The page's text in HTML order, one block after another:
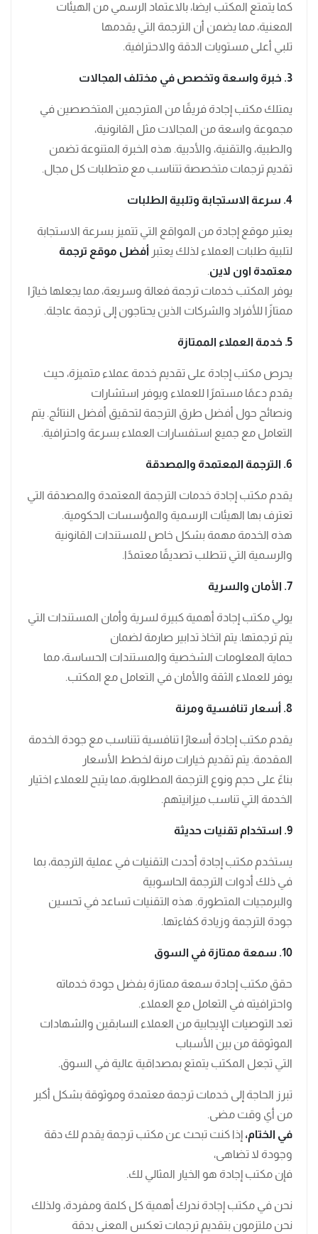
كما يتمتع المكتب ايضا، بالاعتماد الرسمي من الهيئات
المعنية، مما يضمن أن الترجمة التي يقدمها
تلبي أعلى مستويات الدقة والاحترافية.
3. خبرة واسعة وتخصص في مختلف المجالات
يمتلك مكتب إجادة فريقًا من المترجمين المتخصصين في
مجموعة واسعة من المجالات مثل القانونية،
والطبية، والتقنية، والأدبية. هذه الخبرة المتنوعة تضمن
تقديم ترجمات متخصصة تتناسب مع متطلبات كل مجال.
4. سرعة الاستجابة وتلبية الطلبات
يعتبر موقع إجادة من المواقع التي تتميز بسرعة الاستجابة
لتلبية طلبات العملاء لذلك يعتبر أفضل موقع ترجمة
معتمدة اون لاين.
يوفر المكتب خدمات ترجمة فعالة وسريعة، مما يجعلها خيارًا
ممتازًا للأفراد والشركات الذين يحتاجون إلى ترجمة عاجلة.
5. خدمة العملاء الممتازة
يحرص مكتب إجادة على تقديم خدمة عملاء متميزة، حيث
يقدم دعمًا مستمرًا للعملاء ويوفر استشارات
ونصائح حول أفضل طرق الترجمة لتحقيق أفضل النتائج. يتم
التعامل مع جميع استفسارات العملاء بسرعة واحترافية.
6. الترجمة المعتمدة والمصدقة
يقدم مكتب إجادة خدمات الترجمة المعتمدة والمصدقة التي
تعترف بها الهيئات الرسمية والمؤسسات الحكومية.
هذه الخدمة مهمة بشكل خاص للمستندات القانونية
والرسمية التي تتطلب تصديقًا معتمدًا.
7. الأمان والسرية
يولي مكتب إجادة أهمية كبيرة لسرية وأمان المستندات التي
يتم ترجمتها. يتم اتخاذ تدابير صارمة لضمان
حماية المعلومات الشخصية والمستندات الحساسة، مما
يوفر للعملاء الثقة والأمان في التعامل مع المكتب.
8. أسعار تنافسية ومرنة
يقدم مكتب إجادة أسعارًا تنافسية تتناسب مع جودة الخدمة
المقدمة. يتم تقديم خيارات مرنة لخطط الأسعار
بناءً على حجم ونوع الترجمة المطلوبة، مما يتيح للعملاء اختيار
الخدمة التي تناسب ميزانيتهم.
9. استخدام تقنيات حديثة
يستخدم مكتب إجادة أحدث التقنيات في عملية الترجمة، بما
في ذلك أدوات الترجمة الحاسوبية
والبرمجيات المتطورة. هذه التقنيات تساعد في تحسين
جودة الترجمة وزيادة كفاءتها.
10. سمعة ممتازة في السوق
حقق مكتب إجادة سمعة ممتازة بفضل جودة خدماته
واحترافيته في التعامل مع العملاء.
تعد التوصيات الإيجابية من العملاء السابقين والشهادات
الموثوقة من بين الأسباب
التي تجعل المكتب يتمتع بمصداقية عالية في السوق.
تبرز الحاجة إلى خدمات ترجمة معتمدة وموثوقة بشكل أكبر
من أي وقت مضى.
في الختام، إذا كنت تبحث عن مكتب ترجمة يقدم لك دقة
وجودة لا تضاهى،
فإن مكتب إجادة هو الخيار المثالي لك.
نحن في مكتب إجادة ندرك أهمية كل كلمة ومفردة، ولذلك
نحن ملتزمون بتقديم ترجمات تعكس المعنى بدقة